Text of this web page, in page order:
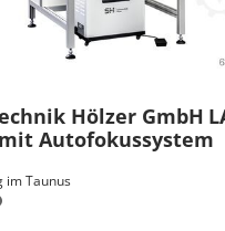
im Taunus
Hölzer GmbH
mit Autofokussystem